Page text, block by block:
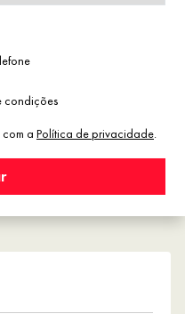
condições
a Política de privacidade